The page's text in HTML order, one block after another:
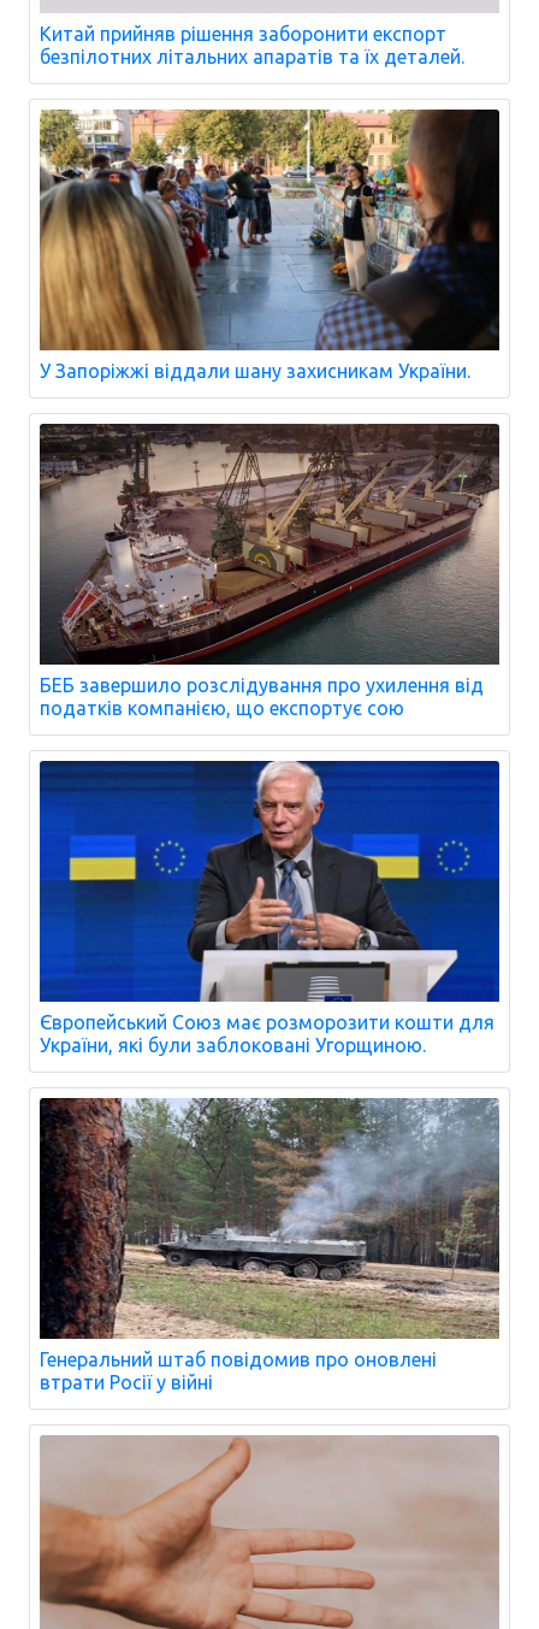
Китай прийняв рішення заборонити експорт
безпілотних літальних апаратів та їх деталей.
У Запоріжжі віддали шану захисникам України.
БЕБ завершило розслідування про ухилення від
податків компанією, що експортує сою
Європейський Союз має розморозити кошти для
України, які були заблоковані Угорщиною.
Генеральний штаб повідомив про оновлені
втрати Росії у війні